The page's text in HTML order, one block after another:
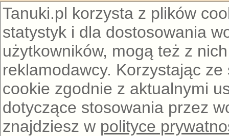
Tanuki.pl korzysta z plików
statystyk i dla dostosowania
użytkowników, mogą też z
reklamodawcy. Korzystając
cookie zgodnie z aktualnymi
dotyczące stosowania przez
znajdziesz w polityce